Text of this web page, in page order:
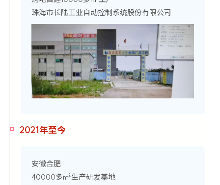
珠海市长陆工业自动控制系统股份有限公司
2021年至今
安徽合肥
40000多㎡生产研发基地